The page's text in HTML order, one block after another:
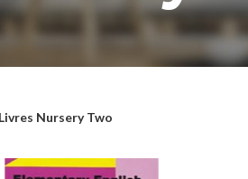
Livres Nursery Two